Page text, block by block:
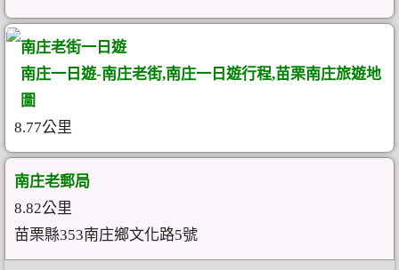
南庄老街一日遊
南庄一日遊-南庄老街,南庄一日遊行程,苗栗南庄旅遊地
圖
8.77公里
南庄老郵局
8.82公里
苗栗縣353南庄鄉文化路5號